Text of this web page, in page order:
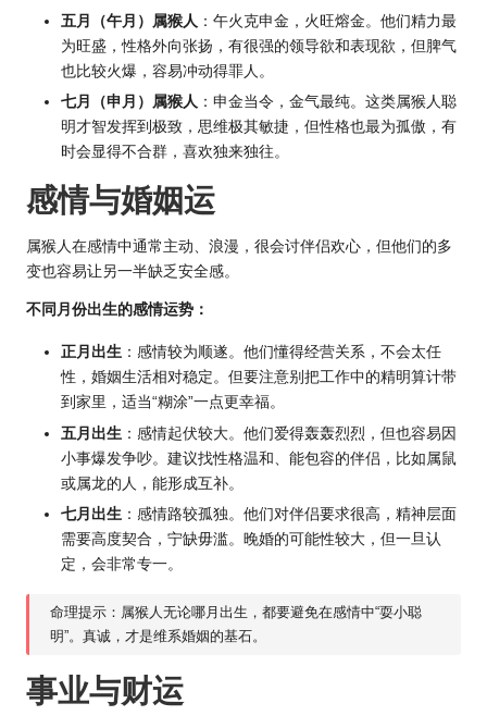
五月（午月）属猴人 ：午火克申金，火旺熔金。他们精力最
为旺盛，性格外向张扬，有很强的领导欲和表现欲，但脾气
也比较火爆，容易冲动得罪人。
七月（申月）属猴人 ：申金当令，金气最纯。这类属猴人聪
明才智发挥到极致，思维极其敏捷，但性格也最为孤傲，有
时会显得不合群，喜欢独来独往。
感情与婚姻运
属猴人在感情中通常主动、浪漫，很会讨伴侣欢心，但他们的多
变也容易让另一半缺乏安全感。
不同月份出生的感情运势 ：
正月出生 ：感情较为顺遂。他们懂得经营关系，不会太任
性，婚姻生活相对稳定。但要注意别把工作中的精明算计带
到家里，适当“糊涂”一点更幸福。
五月出生 ：感情起伏较大。他们爱得轰轰烈烈，但也容易因
小事爆发争吵。建议找性格温和、能包容的伴侣，比如属鼠
或属龙的人，能形成互补。
七月出生 ：感情路较孤独。他们对伴侣要求很高，精神层面
需要高度契合，宁缺毋滥。晚婚的可能性较大，但一旦认
定，会非常专一。
命理提示：属猴人无论哪月出生，都要避免在感情中“耍小聪
明”。真诚，才是维系婚姻的基石。
事业与财运